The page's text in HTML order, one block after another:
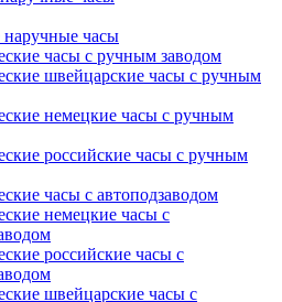
часы
часы с ручным заводом
швейцарские часы с ручным
немецкие часы с ручным
российские часы с ручным
часы с автоподзаводом
немецкие часы с
российские часы с
швейцарские часы с